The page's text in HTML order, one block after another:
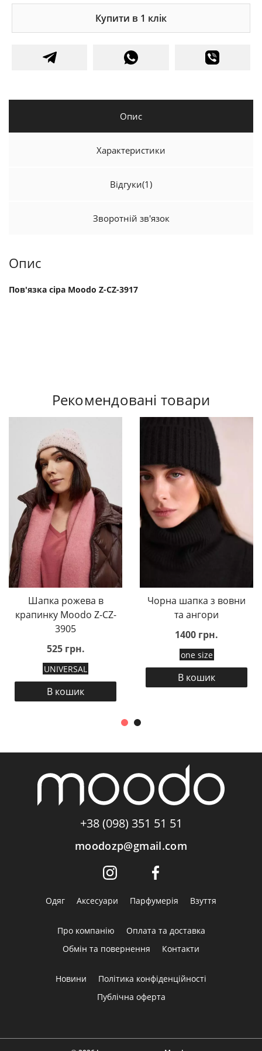
Купити в 1 клік
Опис
Характеристики
Відгуки(1)
Зворотній зв'язок
Опис
Пов'язка сіра Moodo Z-CZ-3917
Рекомендовані товари
Шапка рожева в
крапинку Moodo Z-CZ-
3905
525 грн.
UNIVERSAL
В кошик
Чорна шапка з вовни
та ангори
1400 грн.
one size
В кошик
+38 (098) 351 51 51
moodozp@gmail.com
Одяг Аксесуари Парфумерія Взуття
Про компанію
Оплата та доставка
Обмін та повернення
Контакти
Новини
Політика конфіденційності
Публічна оферта